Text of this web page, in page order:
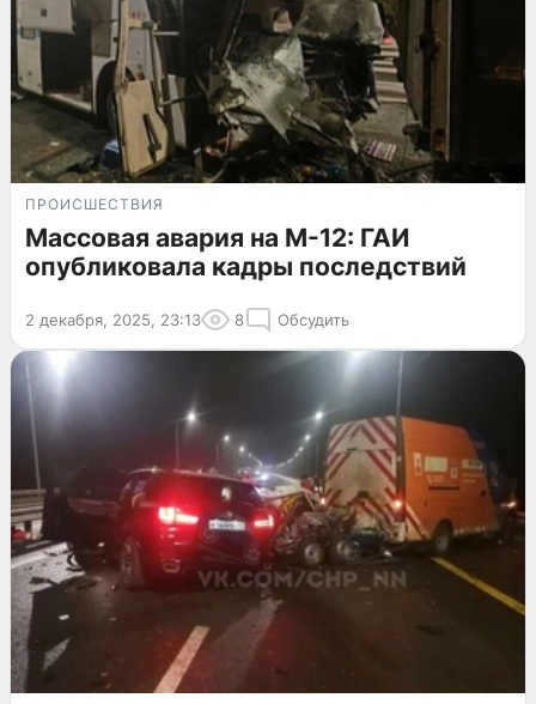
ПРОИСШЕСТВИЯ
Массовая авария на М-12: ГАИ
опубликовала кадры последствий
2 декабря, 2025, 23:13 8 Обсудить